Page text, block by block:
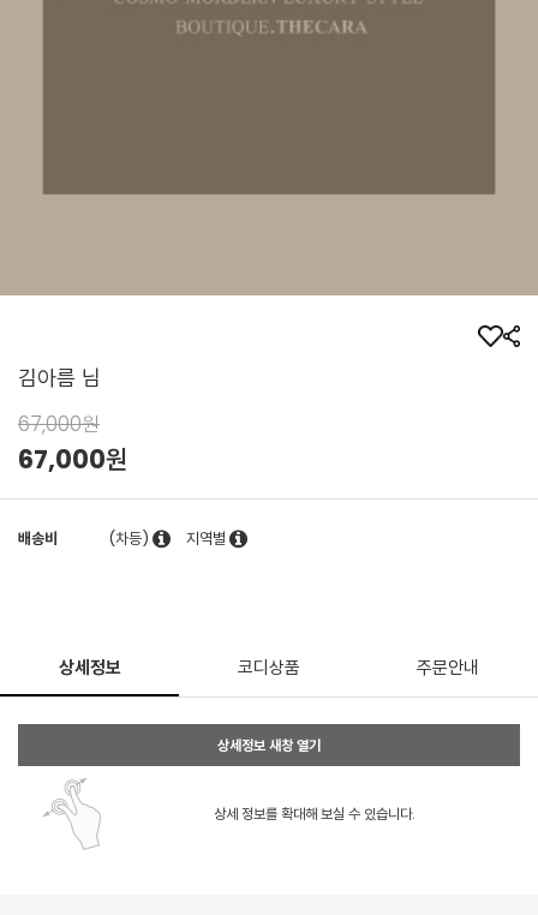
김아름 님
67,000원
67,000원
배송비 (차등) 지역별
상세정보 코디상품 주문안내
상세정보 새창 열기
상세 정보를 확대해 보실 수 있습니다.